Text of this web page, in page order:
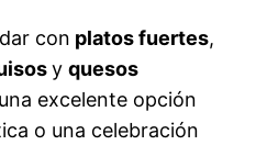
con platos fuertes,
yquesos
excelente opción
o una celebración